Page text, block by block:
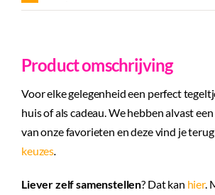
Product omschrijving
Voor elke gelegenheid een perfect
huis of als cadeau. We hebben alvast
van onze favorieten en deze vind je
keuzes
Liever zelf samenstellen? Dat kan hier.